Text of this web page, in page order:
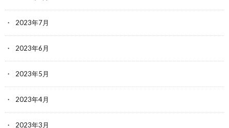
2023年7月
2023年6月
2023年5月
2023年4月
2023年3月